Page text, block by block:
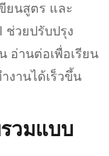
ยนสูตร และ
ช่วยปรับปรุง
อ่านต่อเพื่อเรียน
งานได้เร็วขึ้น
วมแบบ